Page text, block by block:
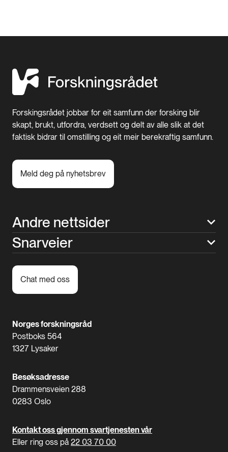
Forskingsrådet jobbar for eit samfunn der forsking blir
skapt, brukt, utfordra, verdsett og delt av alle slik at det
faktisk bidrar til omstilling og eit meir berekraftig samfunn.
Meld deg på nyhetsbrev
Andre nettsider
Snarveier
Chat med oss
Norges forskningsråd
Postboks 564
1327 Lysaker
Besøksadresse
Drammensveien 288
0283 Oslo
Kontakt oss gjennom svartjenesten vår
Eller ring oss på 22 03 70 00